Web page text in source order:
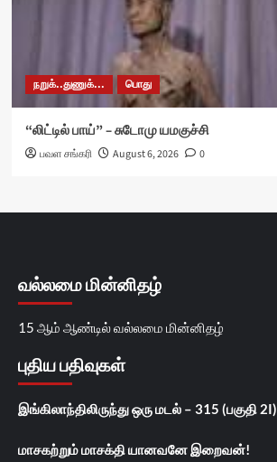
நறுக்..துணுக்... பொது
“லிட்டில் பாய்” – சுடோமு யமகுச்சி
பவள சங்கரி August 6, 2026 0
வல்லமை மின்னிதழ்
15 ஆம் ஆண்டில் வல்லமை மின்னிதழ்
புதிய பதிவுகள்
இங்கிலாந்திலிருந்து ஒரு மடல் – 315 (பகுதி 2I)
மாசகற்றும் மாசக்தி யானவனே இறைவன்!